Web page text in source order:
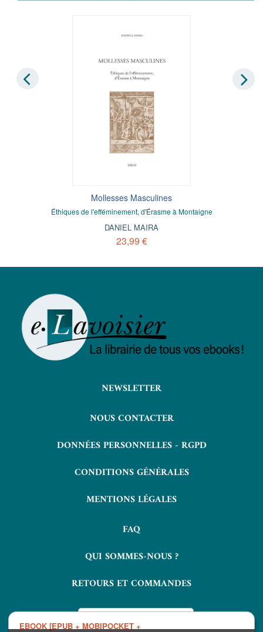
EBOOK [EPUB + MOBIPOCKET +
Mollesses Masculines
Éthiques de l'efféminement, d'Érasme à Montaigne
DANIEL MAIRA
23,99 €
NEWSLETTER
NOUS CONTACTER
DONNÉES PERSONNELLES - RGPD
CONDITIONS GÉNÉRALES
MENTIONS LÉGALES
FAQ
QUI SOMMES-NOUS ?
RETOURS ET COMMANDES